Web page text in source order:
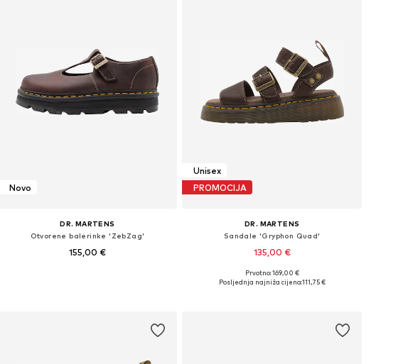
Novo
DR. MARTENS
Otvorene balerinke 'ZebZag'
155,00 €
Unisex
PROMOCIJA
DR. MARTENS
Sandale 'Gryphon Quad'
135,00 €
Dostupno u više veličina
Prvotno: 169,00 €
Posljednja najniža cijena:111,75 €